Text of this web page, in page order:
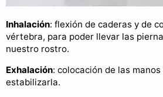
Inhalación: flexión de caderas y de
vértebra, para poder llevar las
nuestro rostro.
Exhalación: colocación de las
estabilizarla.